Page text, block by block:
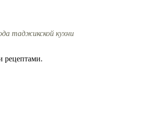
таджикской кухни
рецептами.